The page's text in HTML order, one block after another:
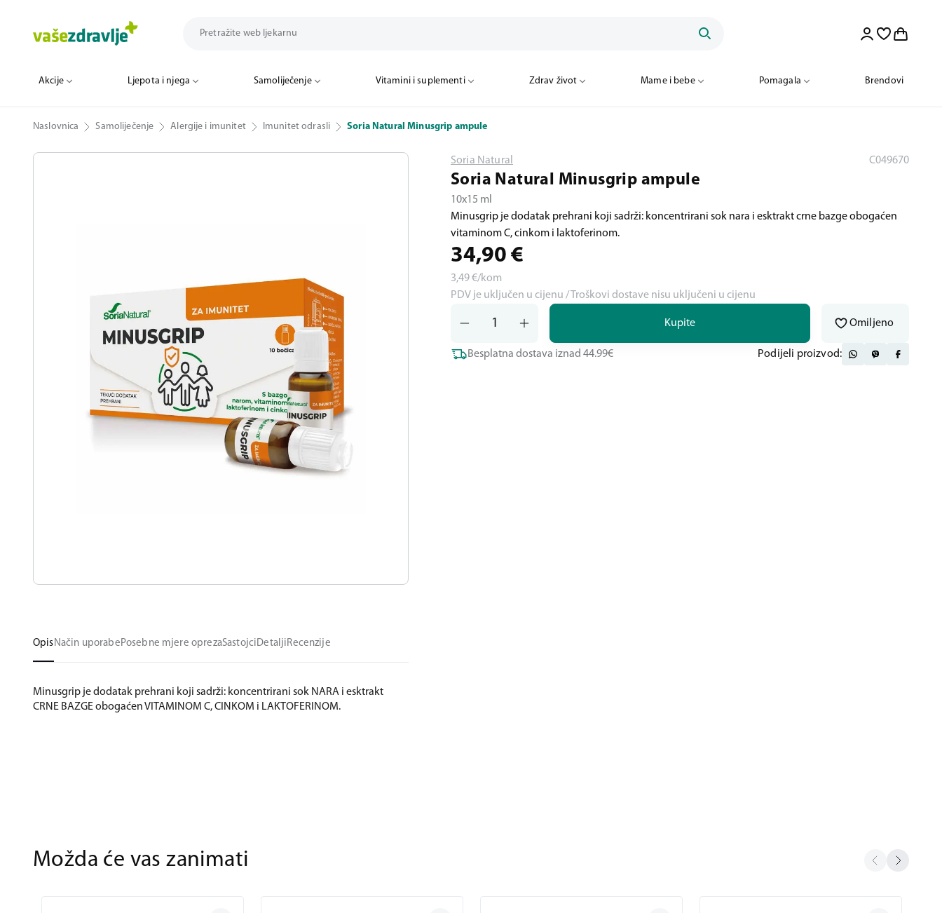
Akcije Ljepota i njega Samoliječenje Vitamini i suplementi Zdrav život Mame i bebe Pomagala Brendovi
Naslovnica Samoliječenje Alergije i imunitet Imunitet odrasli Soria Natural Minusgrip ampule
OpisNačin uporabePosebne mjere oprezaSastojciDetaljiRecenzije
Minusgrip je dodatak prehrani koji sadrži: koncentrirani sok NARA i esktrakt
CRNE BAZGE obogaćen VITAMINOM C, CINKOM i LAKTOFERINOM.
Soria Natural C049670
Soria Natural Minusgrip ampule
10x15 ml
Minusgrip je dodatak prehrani koji sadrži: koncentrirani sok nara i esktrakt crne bazge obogaćen
vitaminom C, cinkom i laktoferinom.
34,90 €
3,49€/kom
PDV je uključen u cijenu / Troškovi dostave nisu uključeni u cijenu
Kupite Omiljeno
Besplatna dostava iznad 44.99€ Podijeli proizvod:
Možda će vas zanimati